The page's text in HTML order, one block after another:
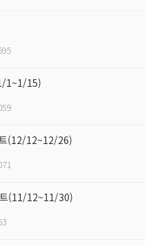
1~1/15)
(12/12~12/26)
트(11/12~11/30)